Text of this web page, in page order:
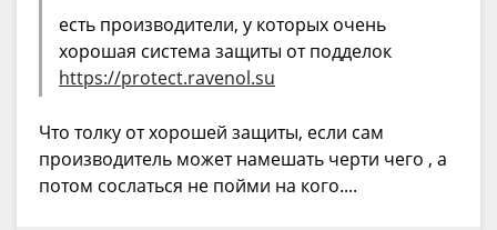
есть производители, у которых очень
хорошая система защиты от подделок
https://protect.ravenol.su
Что толку от хорошей защиты, если сам
производитель может намешать черти чего , а
потом сослаться не пойми на кого....